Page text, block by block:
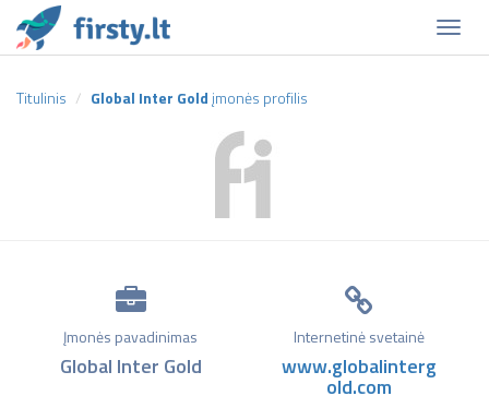
Titulinis Global Inter Gold įmonės profilis
Įmonės pavadinimas
Global Inter Gold
Internetinė svetainė
www.globalinterg
old.com